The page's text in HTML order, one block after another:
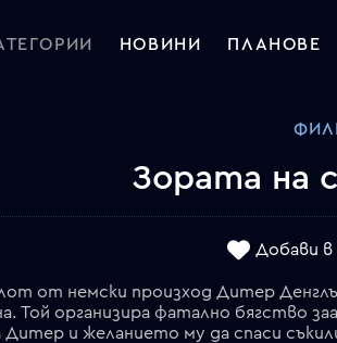
НОВИНИ ПЛАНОВЕ
Зората на
Добави в
от немски произход Дитер
Той организира фатално бягство
Дитер и желанието му да спаси